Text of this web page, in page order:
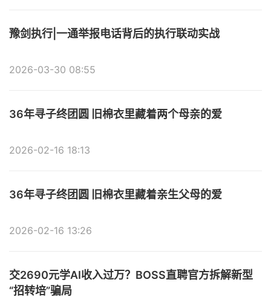
豫剑执行|一通举报电话背后的执行联动实战
2026-03-30 08:55
36年寻子终团圆 旧棉衣里藏着两个母亲的爱
2026-02-16 18:13
36年寻子终团圆 旧棉衣里藏着亲生父母的爱
2026-02-16 13:26
交2690元学AI收入过万？BOSS直聘官方拆解新型
“招转培”骗局